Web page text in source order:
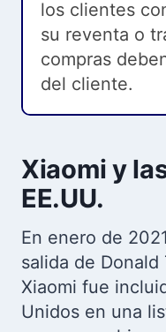
los clientes
su reventa o
compras
del cliente.
Xiaomi y
EE.UU.
En enero de
salida de
Xiaomi fue
Unidos en una